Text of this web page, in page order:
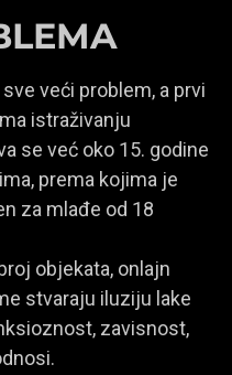
veći problem, a prvi
istraživanju
se već oko 15. godine
prema kojima je
za mlađe od 18
objekata, onlajn
stvaraju iluziju lake
zavisnost,